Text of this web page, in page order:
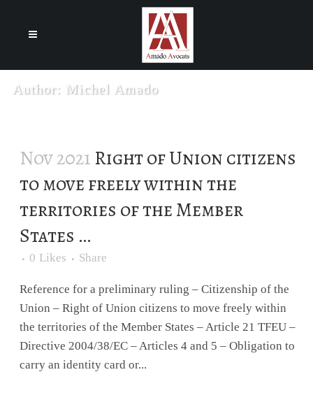
Author: Michel Amado
Nov 2021Right of Union citizens
to move freely within the
territories of the Member
States …
0 Likes Share
Reference for a preliminary ruling – Citizenship of the
Union – Right of Union citizens to move freely within
the territories of the Member States – Article 21 TFEU –
Directive 2004/38/EC – Articles 4 and 5 – Obligation to
carry an identity card or...